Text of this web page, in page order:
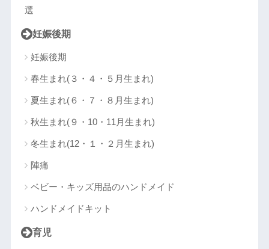
選
妊娠後期
妊娠後期
春生まれ(３・４・５月生まれ)
夏生まれ(６・７・８月生まれ)
秋生まれ(９・10・11月生まれ)
冬生まれ(12・１・２月生まれ)
陣痛
ベビー・キッズ用品のハンドメイド
ハンドメイドキット
育児